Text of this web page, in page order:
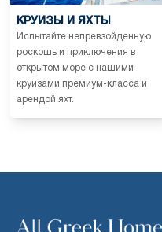
КРУИЗЫ И ЯХТЫ
Испытайте непревзойденную
роскошь и приключения в
открытом море с нашими
круизами премиум-класса и
арендой яхт.